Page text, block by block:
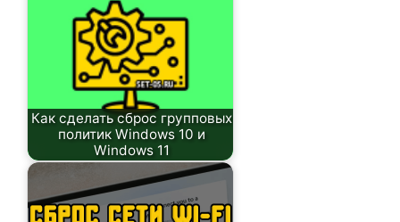
Как сделать сброс групповых
политик Windows 10 и
Windows 11